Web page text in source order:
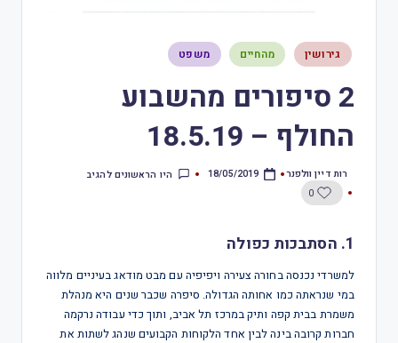
גירושין מהחיים משפט
2 סיפורים מהשבוע
החולף – 18.5.19
רות דיין וולפנר 18/05/2019
היו הראשונים להגיב
0
1. הסתבכות כפולה
למשרדי נכנסה בחורה צעירה ויפיפיה עם מבט מודאג בעיניים מלווה
במי שנראתה כמו אחותה הגדולה. סיפרה שכבר שנים היא מנהלת
משמרת בבית קפה ותיק במרכז תל אביב, ותוך כדי עבודה נרקמה
חברות קרובה בינה לבין אחד הלקוחות הקבועים שנהג לשתות את